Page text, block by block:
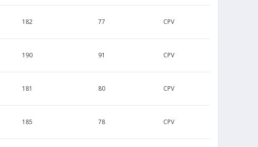
182 77 CPV
190 91 CPV
181 80 CPV
185 78 CPV